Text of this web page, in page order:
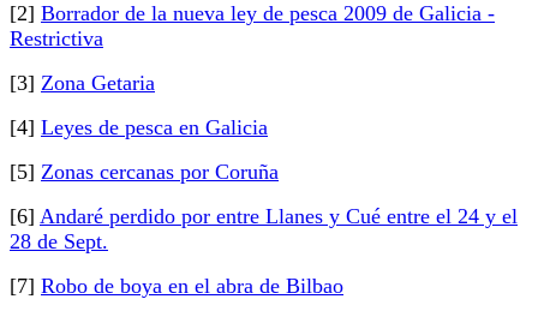
[2] Borrador de la nueva ley de pesca 2009 de Galicia -
Restrictiva
[3] Zona Getaria
[4] Leyes de pesca en Galicia
[5] Zonas cercanas por Coruña
[6] Andaré perdido por entre Llanes y Cué entre el 24 y el
28 de Sept.
[7] Robo de boya en el abra de Bilbao